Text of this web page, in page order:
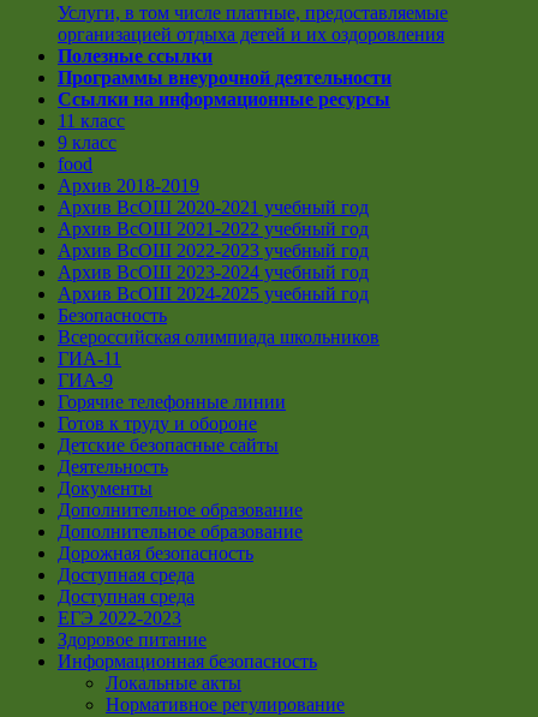
Услуги, в том числе платные, предоставляемые
организацией отдыха детей и их оздоровления
Полезные ссылки
Программы внеурочной деятельности
Ссылки на информационные ресурсы
11 класс
9 класс
food
Архив 2018-2019
Архив ВсОШ 2020-2021 учебный год
Архив ВсОШ 2021-2022 учебный год
Архив ВсОШ 2022-2023 учебный год
Архив ВсОШ 2023-2024 учебный год
Архив ВсОШ 2024-2025 учебный год
Безопасность
Всероссийская олимпиада школьников
ГИА-11
ГИА-9
Горячие телефонные линии
Готов к труду и обороне
Детские безопасные сайты
Деятельность
Документы
Дополнительное образование
Дополнительное образование
Дорожная безопасность
Доступная среда
Доступная среда
ЕГЭ 2022-2023
Здоровое питание
Информационная безопасность
Локальные акты
Нормативное регулирование